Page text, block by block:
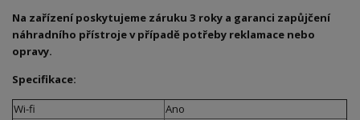
Na zařízení poskytujeme záruku 3 roky a garanci zapůjčení
náhradního přístroje v případě potřeby reklamace nebo
opravy.
Specifikace:
Wi-fi Ano